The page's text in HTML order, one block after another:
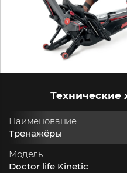
Технические
Наименование
Тренажёры
Модель
Doctor life Kinetic